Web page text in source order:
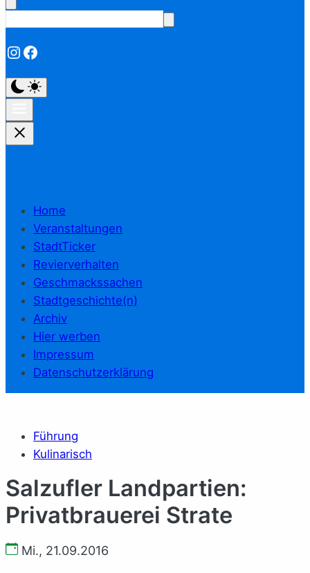
Instagram
Facebook
Home
Veranstaltungen
StadtTicker
Revierverhalten
Geschmackssachen
Stadtgeschichte(n)
Archiv
Hier werben
Impressum
Datenschutzerklärung
Führung
Kulinarisch
Salzufler Landpartien:
Privatbrauerei Strate
Mi., 21.09.2016